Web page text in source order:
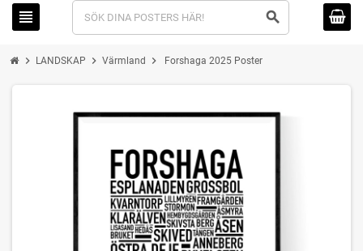
view_headline search
chevron_right LANDSKAP chevron_right Värmland chevron_right Forshaga 2025 Poster